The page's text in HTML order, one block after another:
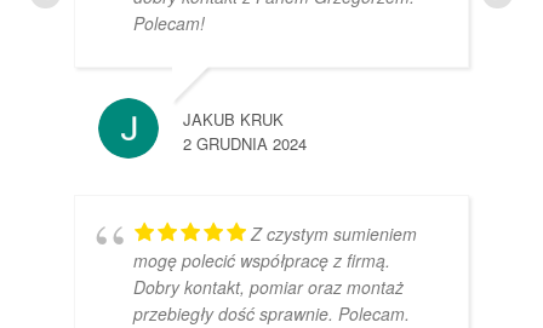
Polecam!
JAKUB KRUK
2 GRUDNIA 2024
Z czystym sumieniem
mogę polecić współpracę z firmą.
Dobry kontakt, pomiar oraz montaż
przebiegły dość sprawnie. Polecam.